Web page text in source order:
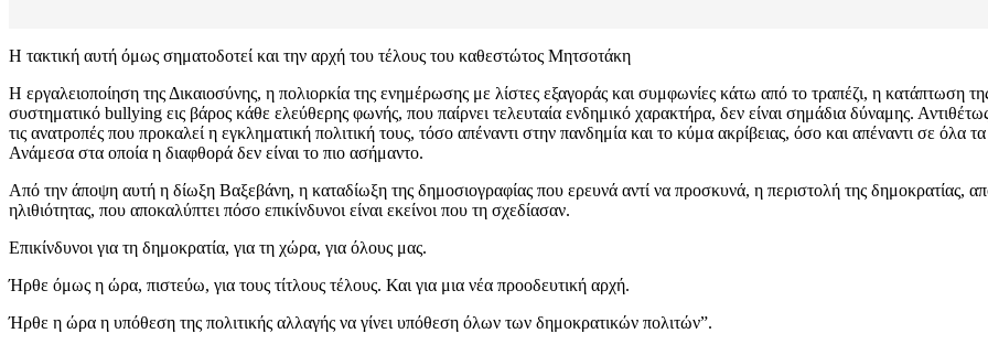
Η τακτική αυτή όμως σηματοδοτεί και την αρχή του τέλους του καθεστώτος Μητσοτάκη
Η εργαλειοποίηση της Δικαιοσύνης, η πολιορκία της ενημέρωσης με λίστες εξαγοράς και συμφωνίες κάτω από το τραπέζι, η κατάπτωση
συστηματικό bullying εις βάρος κάθε ελεύθερης φωνής, που παίρνει τελευταία ενδημικό χαρακτήρα, δεν είναι σημάδια δύναμης.
τις ανατροπές που προκαλεί η εγκληματική πολιτική τους, τόσο απέναντι στην πανδημία και το κύμα ακρίβειας, όσο και απέναντι σε όλα
Ανάμεσα στα οποία η διαφθορά δεν είναι το πιο ασήμαντο.
Από την άποψη αυτή η δίωξη Βαξεβάνη, η καταδίωξη της δημοσιογραφίας που ερευνά αντί να προσκυνά, η περιστολή της δημοκρατίας,
ηλιθιότητας, που αποκαλύπτει πόσο επικίνδυνοι είναι εκείνοι που τη σχεδίασαν.
Επικίνδυνοι για τη δημοκρατία, για τη χώρα, για όλους μας.
Ήρθε όμως η ώρα, πιστεύω, για τους τίτλους τέλους. Και για μια νέα προοδευτική αρχή.
Ήρθε η ώρα η υπόθεση της πολιτικής αλλαγής να γίνει υπόθεση όλων των δημοκρατικών πολιτών”.